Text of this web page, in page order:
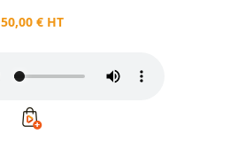
50,00 € HT